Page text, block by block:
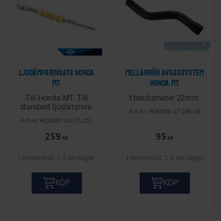
Ljudämparinsats Honda
MT
Till Honda MT. Till
standard ljudämpare.
HOA007-01-27-201
259 KR
2-5 vardagar
KÖP
Mellanrör avgassystem
Honda MT
Ytterdiameter 22mm.
HOA006-17-106-30
95 KR
2-5 vardagar
KÖP